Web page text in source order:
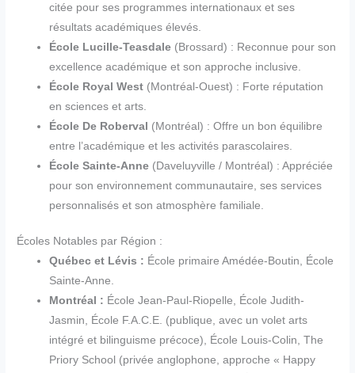
citée pour ses programmes internationaux et ses
résultats académiques élevés.
École Lucille-Teasdale (Brossard) : Reconnue pour son
excellence académique et son approche inclusive.
École Royal West (Montréal-Ouest) : Forte réputation
en sciences et arts.
École De Roberval (Montréal) : Offre un bon équilibre
entre l’académique et les activités parascolaires.
École Sainte-Anne (Daveluyville / Montréal) : Appréciée
pour son environnement communautaire, ses services
personnalisés et son atmosphère familiale.
Écoles Notables par Région :
Québec et Lévis : École primaire Amédée-Boutin, École
Sainte-Anne.
Montréal : École Jean-Paul-Riopelle, École Judith-
Jasmin, École F.A.C.E. (publique, avec un volet arts
intégré et bilinguisme précoce), École Louis-Colin, The
Priory School (privée anglophone, approche « Happy